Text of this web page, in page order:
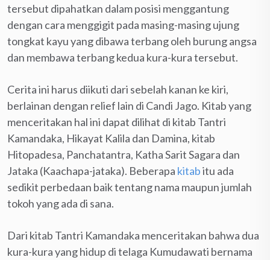
tersebut dipahatkan dalam posisi menggantung
dengan cara menggigit pada masing-masing ujung
tongkat kayu yang dibawa terbang oleh burung angsa
dan membawa terbang kedua kura-kura tersebut.
Cerita ini harus diikuti dari sebelah kanan ke kiri,
berlainan dengan relief lain di Candi Jago. Kitab yang
menceritakan hal ini dapat dilihat di kitab Tantri
Kamandaka, Hikayat Kalila dan Damina, kitab
Hitopadesa, Panchatantra, Katha Sarit Sagara dan
Jataka (Kaachapa-jataka). Beberapa kitabitu ada
sedikit perbedaan baik tentang nama maupun jumlah
tokoh yang ada di sana.
Dari kitab Tantri Kamandaka menceritakan bahwa dua
kura-kura yang hidup di telaga Kumudawati bernama